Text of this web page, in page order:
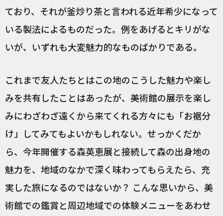
ており、それが釜炒り茶と言われる近年希少になって
いる製法によるものだった。例をあげるとキリがな
いが、いずれも大変魅力的なものばかりである。
これまで友人たちとはこの地のこうした魅力や楽し
みを共有したことはあったが、美術館の展示を楽し
みにわざわざ遠くから来てくれる方々にも「お裾分
け」してみてもよいかもしれない。せっかくだか
ら、今年開催する森英恵展と接続して森の出身地の
魅力を、地域のなかで深く味わってもらえたら、充
実した旅になるのではないか？ こんな思いから、美
術館での鑑賞と周辺地域での体験メニューをあわせ